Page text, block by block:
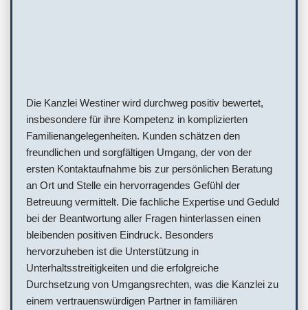
Die Kanzlei Westiner wird durchweg positiv bewertet,
insbesondere für ihre Kompetenz in komplizierten
Familienangelegenheiten. Kunden schätzen den
freundlichen und sorgfältigen Umgang, der von der
ersten Kontaktaufnahme bis zur persönlichen Beratung
an Ort und Stelle ein hervorragendes Gefühl der
Betreuung vermittelt. Die fachliche Expertise und Geduld
bei der Beantwortung aller Fragen hinterlassen einen
bleibenden positiven Eindruck. Besonders
hervorzuheben ist die Unterstützung in
Unterhaltsstreitigkeiten und die erfolgreiche
Durchsetzung von Umgangsrechten, was die Kanzlei zu
einem vertrauenswürdigen Partner in familiären